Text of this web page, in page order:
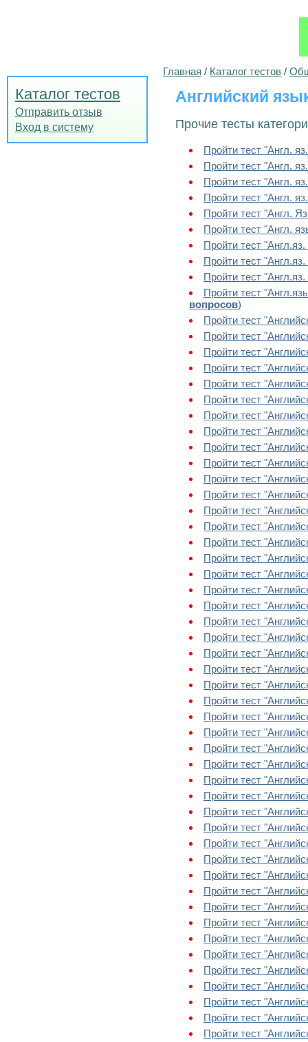
Каталог тестов
Отправить отзыв
Вход в систему
Главная / Каталог тестов /
Английский
Прочие тесты
Пройти тест "Англ.
Пройти тест "Англ.
Пройти тест "Англ.
Пройти тест "Англ.
Пройти тест "Англ.
Пройти тест "Англ.
Пройти тест
Пройти тест
Пройти тест
Пройти тест
вопросов)
Пройти тест
Пройти тест
Пройти тест
Пройти тест
Пройти тест
Пройти тест
Пройти тест
Пройти тест
Пройти тест
Пройти тест
Пройти тест
Пройти тест
Пройти тест
Пройти тест
Пройти тест
Пройти тест
Пройти тест
Пройти тест
Пройти тест
Пройти тест
Пройти тест
Пройти тест
Пройти тест
Пройти тест
Пройти тест
Пройти тест
Пройти тест
Пройти тест
Пройти тест
Пройти тест
Пройти тест
Пройти тест
Пройти тест
Пройти тест
Пройти тест
Пройти тест
Пройти тест
Пройти тест
Пройти тест
Пройти тест
Пройти тест
Пройти тест
Пройти тест
Пройти тест
Пройти тест
Пройти тест